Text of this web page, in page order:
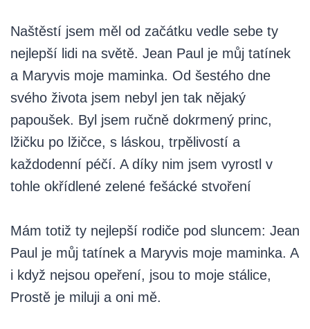
Naštěstí jsem měl od začátku vedle sebe ty
nejlepší lidi na světě. Jean Paul je můj tatínek
a Maryvis moje maminka. Od šestého dne
svého života jsem nebyl jen tak nějaký
papoušek. Byl jsem ručně dokrmený princ,
lžičku po lžičce, s láskou, trpělivostí a
každodenní péčí. A díky nim jsem vyrostl v
tohle okřídlené zelené fešácké stvoření
Mám totiž ty nejlepší rodiče pod sluncem: Jean
Paul je můj tatínek a Maryvis moje maminka. A
i když nejsou opeření, jsou to moje stálice,
Prostě je miluji a oni mě.